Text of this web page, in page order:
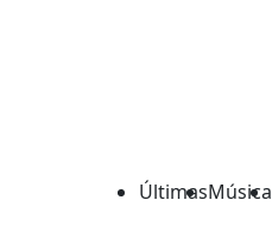
ÚltimasMúsica